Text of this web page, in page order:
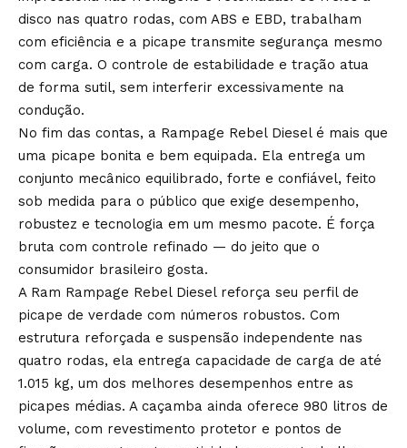
disco nas quatro rodas, com ABS e EBD, trabalham
com eficiência e a picape transmite segurança mesmo
com carga. O controle de estabilidade e tração atua
de forma sutil, sem interferir excessivamente na
condução.
No fim das contas, a Rampage Rebel Diesel é mais que
uma picape bonita e bem equipada. Ela entrega um
conjunto mecânico equilibrado, forte e confiável, feito
sob medida para o público que exige desempenho,
robustez e tecnologia em um mesmo pacote. É força
bruta com controle refinado — do jeito que o
consumidor brasileiro gosta.
A Ram Rampage Rebel Diesel reforça seu perfil de
picape de verdade com números robustos. Com
estrutura reforçada e suspensão independente nas
quatro rodas, ela entrega capacidade de carga de até
1.015 kg, um dos melhores desempenhos entre as
picapes médias. A caçamba ainda oferece 980 litros de
volume, com revestimento protetor e pontos de